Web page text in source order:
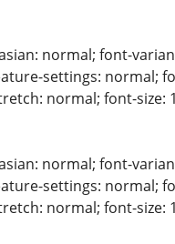
normal; font-
settings: normal;
normal; font-size:
normal; font-
settings: normal;
normal; font-size: